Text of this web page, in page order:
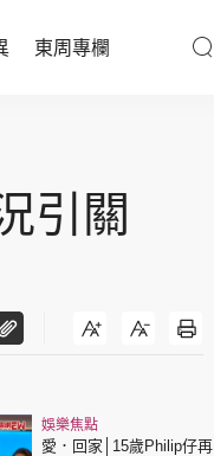
東周專欄
引關
娛樂焦點
愛．回家│15歲Philip仔再